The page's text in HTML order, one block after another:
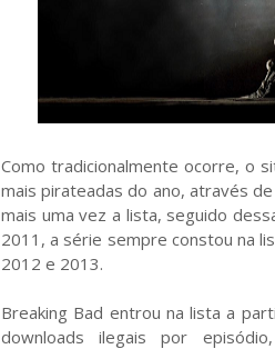
Como tradicionalmente ocorre, o
mais pirateadas do ano, através
mais uma vez a lista, seguido
2011, a série sempre constou na
2012 e 2013.
Breaking Bad entrou na lista a
downloads ilegais por